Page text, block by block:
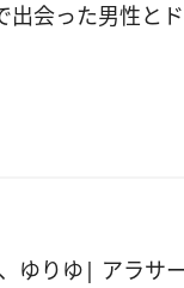
会った男性と
ゆりゆ| アラサ